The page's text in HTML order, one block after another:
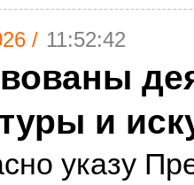
/ 11:52:42
и
указу